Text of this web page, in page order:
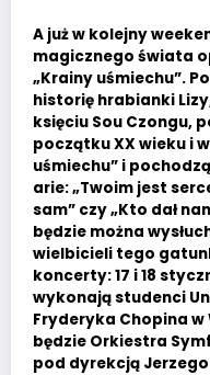
A już w kolejny
magicznego świata
„Krainy uśmiechu”.
historię hrabianki
księciu Sou Czongu,
początku XX wieku i
uśmiechu” i
arie: „Twoim jest
sam” czy „Kto dał
będzie można
wielbicieli tego
koncerty: 17 i 18
wykonają studenci
Fryderyka Chopina
będzie Orkiestra
pod dyrekcją